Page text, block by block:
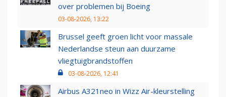
over problemen bij Boeing
03-08-2026, 13:22
Brussel geeft groen licht voor massale
Nederlandse steun aan duurzame
vliegtuigbrandstoffen
03-08-2026, 12:41
Airbus A321neo in Wizz Air-kleurstelling